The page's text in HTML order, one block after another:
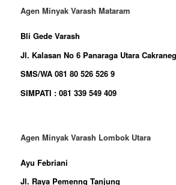
Agen Minyak Varash Mataram
Bli Gede Varash
Jl. Kalasan No 6 Panaraga Utara
SMS/WA 081 80 526 526 9
SIMPATI : 081 339 549 409
Agen Minyak Varash Lombok Utara
Ayu Febriani
Jl. Raya Pemenng Tanjung